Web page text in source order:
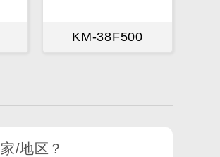
KM-38F500
/地区？